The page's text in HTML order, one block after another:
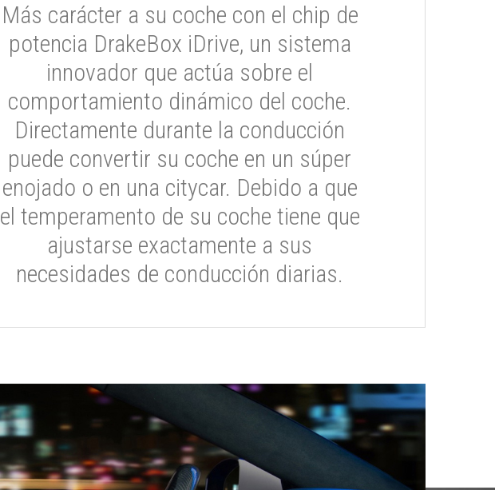
Más carácter a su coche con el chip de
potencia DrakeBox iDrive, un sistema
innovador que actúa sobre el
comportamiento dinámico del coche.
Directamente durante la conducción
puede convertir su coche en un súper
enojado o en una citycar. Debido a que
el temperamento de su coche tiene que
ajustarse exactamente a sus
necesidades de conducción diarias.